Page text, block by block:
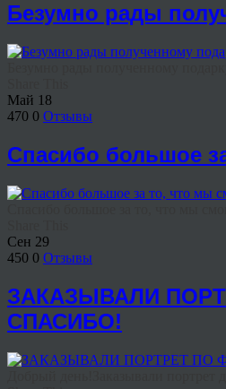
Безумно рады
Май 18
470 0 Отзывы
Спасибо большое
Сен 29
450 0 Отзывы
ЗАКАЗЫВАЛИ
СПАСИБО!